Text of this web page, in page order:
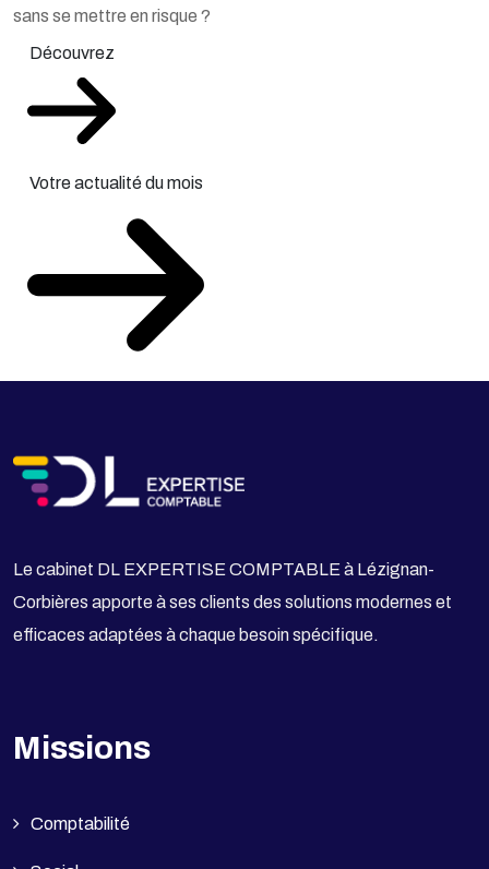
sans se mettre en risque ?
Découvrez
Votre actualité du mois
Le cabinet DL EXPERTISE COMPTABLE à Lézignan-
Corbières apporte à ses clients des solutions modernes et
efficaces adaptées à chaque besoin spécifique.
Missions
Comptabilité